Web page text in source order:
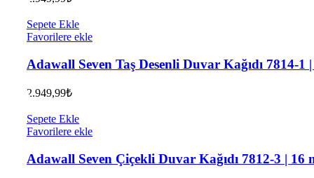
Sepete Ekle
Favorilere ekle
Adawall Seven Taş Desenli Duvar Kağıdı 7814-1 |
2.949,99₺
Sepete Ekle
Favorilere ekle
Adawall Seven Çiçekli Duvar Kağıdı 7812-3 | 16